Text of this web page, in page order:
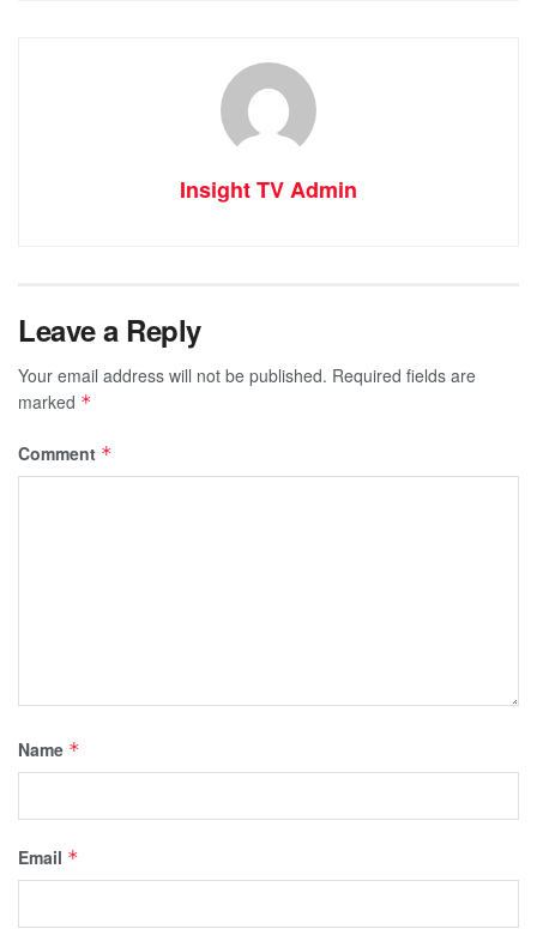
Insight TV Admin
Leave a Reply
Your email address will not be published. Required fields are
marked *
Comment *
Name *
Email *